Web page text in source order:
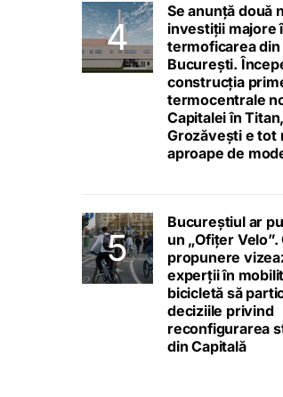
Se anunță două
investiții majore
termoficarea din
București.
construcția primei
termocentrale
Capitalei în
Grozăvești e tot
aproape de
Bucureștiul ar
un „Ofițer Velo”.
propunere
experții în
bicicletă să
deciziile privind
reconfigurarea
din Capitală